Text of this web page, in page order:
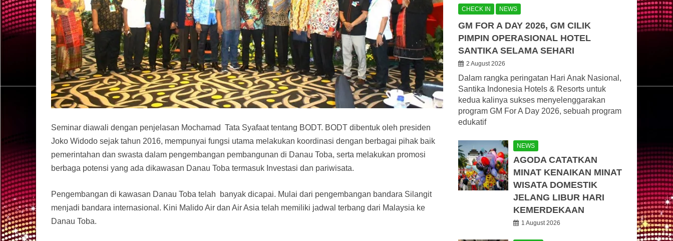
Seminar diawali dengan penjelasan Mochamad Tata Syafaat tentang BODT. BODT dibentuk oleh presiden
Joko Widodo sejak tahun 2016, mempunyai fungsi utama melakukan koordinasi dengan berbagai pihak baik
pemerintahan dan swasta dalam pengembangan pembangunan di Danau Toba, serta melakukan promosi
berbaga potensi yang ada dikawasan Danau Toba termasuk Investasi dan pariwisata.
Pengembangan di kawasan Danau Toba telah banyak dicapai. Mulai dari pengembangan bandara Silangit
menjadi bandara internasional. Kini Malido Air dan Air Asia telah memiliki jadwal terbang dari Malaysia ke
Danau Toba.
CHECK IN NEWS
GM FOR A DAY 2026, GM CILIK
PIMPIN OPERASIONAL HOTEL
SANTIKA SELAMA SEHARI
2 August 2026
Dalam rangka peringatan Hari Anak Nasional,
Santika Indonesia Hotels & Resorts untuk
kedua kalinya sukses menyelenggarakan
program GM For A Day 2026, sebuah program
edukatif
NEWS
AGODA CATATKAN
MINAT KENAIKAN MINAT
WISATA DOMESTIK
JELANG LIBUR HARI
KEMERDEKAAN
1 August 2026